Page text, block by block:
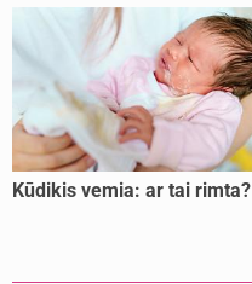
Kūdikis vemia: ar tai rimta?